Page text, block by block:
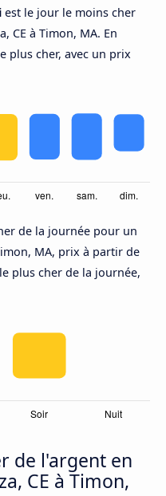
est le jour le moins cher
CE à Timon, MA. En
plus cher, avec un prix
de la journée pour un
MA, prix à partir de
plus cher de la journée,
de l'argent en
CE à Timon,